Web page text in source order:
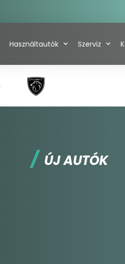
Használtautók Szerviz
/ ÚJ AUTÓK